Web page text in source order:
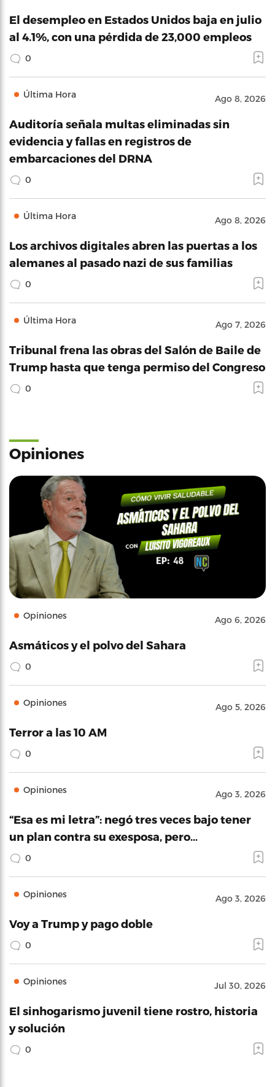
El desempleo en Estados Unidos baja en julio
al 4.1%, con una pérdida de 23,000 empleos
0
Última Hora Ago 8, 2026
Auditoría señala multas eliminadas sin
evidencia y fallas en registros de
embarcaciones del DRNA
0
Última Hora Ago 8, 2026
Los archivos digitales abren las puertas a los
alemanes al pasado nazi de sus familias
0
Última Hora Ago 7, 2026
Tribunal frena las obras del Salón de Baile de
Trump hasta que tenga permiso del Congreso
0
Opiniones
Opiniones Ago 6, 2026
Asmáticos y el polvo del Sahara
0
Opiniones Ago 5, 2026
Terror a las 10 AM
0
Opiniones Ago 3, 2026
“Esa es mi letra”: negó tres veces bajo tener
un plan contra su exesposa, pero…
0
Opiniones Ago 3, 2026
Voy a Trump y pago doble
0
Opiniones Jul 30, 2026
El sinhogarismo juvenil tiene rostro, historia
y solución
0